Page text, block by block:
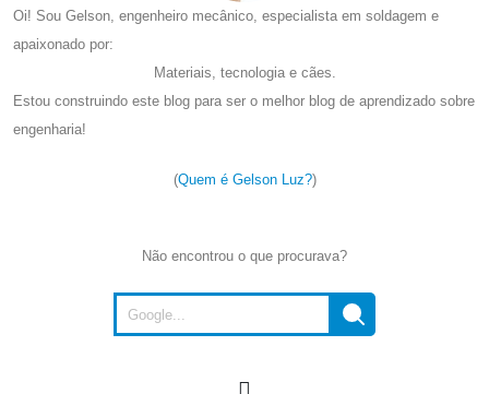
Oi! Sou Gelson, engenheiro mecânico, especialista em soldagem e
apaixonado por:
Materiais, tecnologia e cães.
Estou construindo este blog para ser o melhor blog de aprendizado sobre
engenharia!
(Quem é Gelson Luz?)
Não encontrou o que procurava?